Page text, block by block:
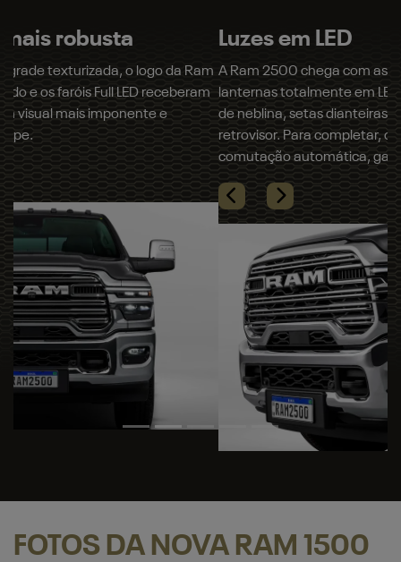
Luzes em LED
A Ram 2500 chega com assinatura luminosa, novos faróis e
lanternas totalmente em LED, incluindo luzes altas, baixas,
de neblina, setas dianteiras, traseiras e até mesmo o
retrovisor. Para completar, os faróis oferecem sistema de
comutação automática, garantindo mais conforto ao dirigir.
Next
Rambox®
FOTOS DA NOVA RAM 1500